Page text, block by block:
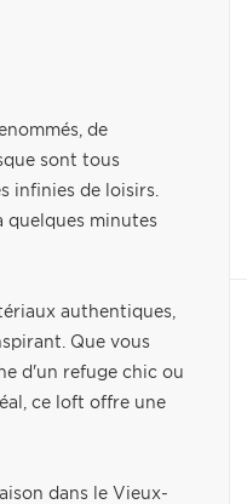
de
sont tous
infinies de loisirs.
quelques minutes
authentiques,
Que vous
d'un refuge chic ou
ce loft offre une
dans le Vieux-